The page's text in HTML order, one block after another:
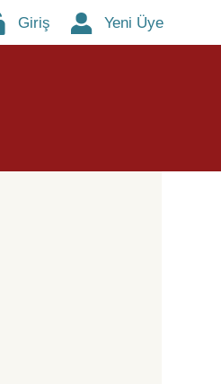
Giriş Yeni Üye